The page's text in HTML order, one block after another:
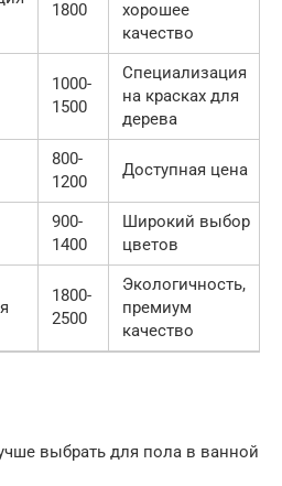
1800
хорошее
качество
1000-
1500
Специализация
на красках для
дерева
800-
1200
Доступная цена
900-
1400
Широкий выбор
цветов
1800-
2500
Экологичность,
премиум
качество
выбрать для пола в ванной